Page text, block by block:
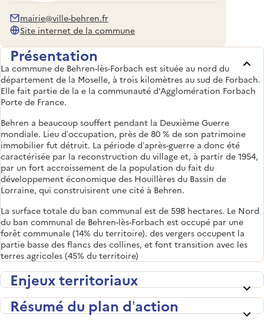
mairie@ville-behren.fr
Site internet de la commune
Présentation
La commune de Behren-lès-Forbach est située au nord du
département de la Moselle, à trois kilomètres au sud de Forbach.
Elle fait partie de la e la communauté d'Agglomération Forbach
Porte de France.
Behren a beaucoup souffert pendant la Deuxième Guerre
mondiale. Lieu d’occupation, près de 80 % de son patrimoine
immobilier fut détruit. La période d’après-guerre a donc été
caractérisée par la reconstruction du village et, à partir de 1954,
par un fort accroissement de la population du fait du
développement économique des Houillères du Bassin de
Lorraine, qui construisirent une cité à Behren.
La surface totale du ban communal est de 598 hectares. Le Nord
du ban communal de Behren-lès-Forbach est occupé par une
forêt communale (14% du territoire). des vergers occupent la
partie basse des flancs des collines, et font transition avec les
terres agricoles (45% du territoire)
Enjeux territoriaux
Résumé du plan d’action